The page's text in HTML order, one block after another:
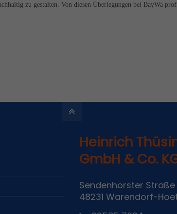
zu gestalten. Von diesen Überlegungen bei BayWa
Heinrich
GmbH & Co.
Sendenhorster Straße
48231 Warendorf-